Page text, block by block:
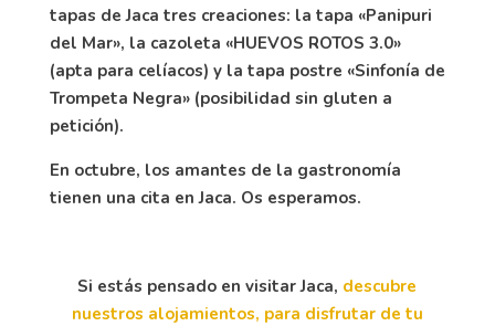
tapas de Jaca tres creaciones: la tapa «Panipuri
del Mar», la cazoleta «HUEVOS ROTOS 3.0»
(apta para celíacos) y la tapa postre «Sinfonía de
Trompeta Negra» (posibilidad sin gluten a
petición).
En octubre, los amantes de la gastronomía
tienen una cita en Jaca. Os esperamos.
Si estás pensado en visitar Jaca, descubre
nuestros alojamientos, para disfrutar de tu